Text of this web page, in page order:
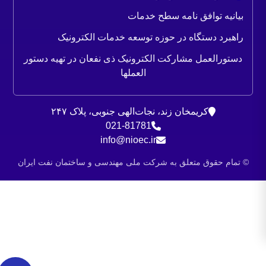
بیانیه توافق نامه سطح خدمات
راهبرد دستگاه در حوزه توسعه خدمات الکترونیک
دستورالعمل مشارکت الکترونیک ذی نفعان در تهیه دستور
العملها
کریمخان زند، نجات‌الهی جنوبی، پلاک ۲۴۷
021-81781
info@nioec.ir
© تمام حقوق متعلق به شرکت ملی مهندسی و ساختمان نفت ایران